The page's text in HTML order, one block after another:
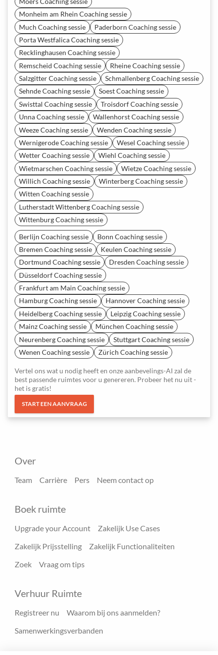
Monheim am Rhein Coaching sessie
Much Coaching sessie
Paderborn Coaching sessie
Porta Westfalica Coaching sessie
Recklinghausen Coaching sessie
Remscheid Coaching sessie
Rheine Coaching sessie
Salzgitter Coaching sessie
Schmallenberg Coaching sessie
Sehnde Coaching sessie
Soest Coaching sessie
Swisttal Coaching sessie
Troisdorf Coaching sessie
Unna Coaching sessie
Wallenhorst Coaching sessie
Weeze Coaching sessie
Wenden Coaching sessie
Wernigerode Coaching sessie
Wesel Coaching sessie
Wetter Coaching sessie
Wiehl Coaching sessie
Wietmarschen Coaching sessie
Wietze Coaching sessie
Willich Coaching sessie
Winterberg Coaching sessie
Witten Coaching sessie
Lutherstadt Wittenberg Coaching sessie
Wittenburg Coaching sessie
Berlijn Coaching sessie
Bonn Coaching sessie
Bremen Coaching sessie
Keulen Coaching sessie
Dortmund Coaching sessie
Dresden Coaching sessie
Düsseldorf Coaching sessie
Frankfurt am Main Coaching sessie
Hamburg Coaching sessie
Hannover Coaching sessie
Heidelberg Coaching sessie
Leipzig Coaching sessie
Mainz Coaching sessie
München Coaching sessie
Neurenberg Coaching sessie
Stuttgart Coaching sessie
Wenen Coaching sessie
Zürich Coaching sessie
Vertel ons wat u nodig heeft en onze aanbevelings-AI zal de
best passende ruimtes voor u genereren. Probeer het nu uit -
het is gratis!
START EEN AANVRAAG
Over
Team Carrière Pers Neem contact op
Boek ruimte
Upgrade your Account
Zakelijk Use Cases
Zakelijk Prijsstelling
Zakelijk Functionaliteiten
Zoek
Vraag om tips
Verhuur Ruimte
Registreer nu
Waarom bij ons aanmelden?
Samenwerkingsverbanden